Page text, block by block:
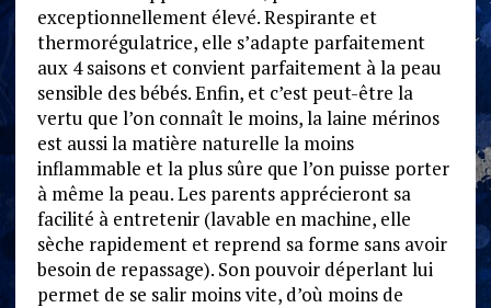
exceptionnellement élevé. Respirante et
thermorégulatrice, elle s’adapte parfaitement
aux 4 saisons et convient parfaitement à la peau
sensible des bébés. Enfin, et c’est peut-être la
vertu que l’on connaît le moins, la laine mérinos
est aussi la matière naturelle la moins
inflammable et la plus sûre que l’on puisse porter
à même la peau. Les parents apprécieront sa
facilité à entretenir (lavable en machine, elle
sèche rapidement et reprend sa forme sans avoir
besoin de repassage). Son pouvoir déperlant lui
permet de se salir moins vite, d’où moins de